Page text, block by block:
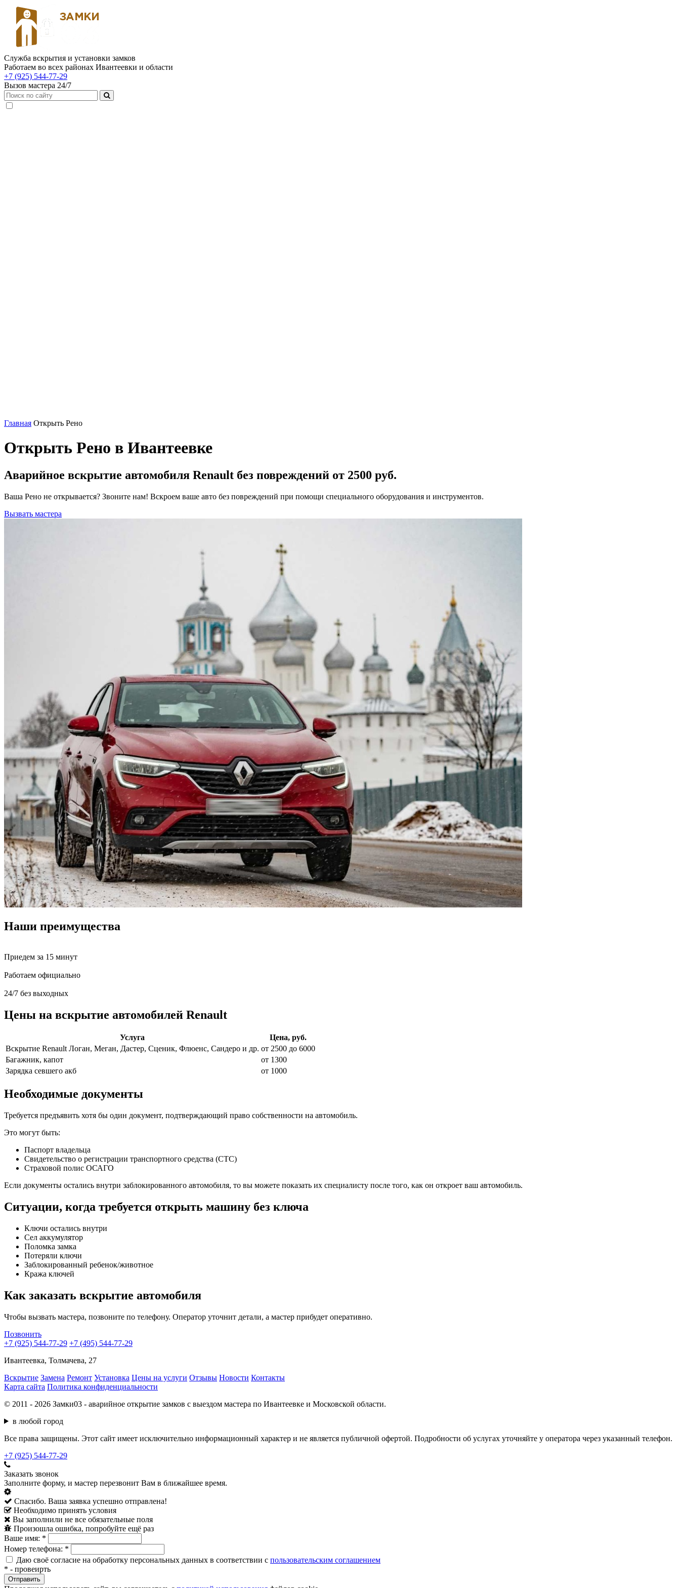
Служба вскрытия и установки замков
Работаем во всех районах Ивантеевки и области
+7 (925) 544-77-29
Вызов мастера 24/7
Главная Открыть Рено
Открыть Рено в Ивантеевке
Аварийное вскрытие автомобиля Renault без повреждений от 2500 руб.
Ваша Рено не открывается? Звоните нам! Вскроем ваше авто без повреждений при помощи специального оборудования и инструментов.
Вызвать мастера
Наши преимущества
Приедем за 15 минут
Работаем официально
24/7 без выходных
Цены на вскрытие автомобилей Renault
Услуга
Цена, руб.
Вскрытие Renault Логан, Меган, Дастер, Сценик, Флюенс, Сандеро и др. от 2500 до 6000
Багажник, капот
от 1300
Зарядка севшего акб
от 1000
Необходимые документы
Требуется предъявить хотя бы один документ, подтверждающий право собственности на автомобиль.
Это могут быть:
Паспорт владельца
Свидетельство о регистрации транспортного средства (СТС)
Страховой полис ОСАГО
Если документы остались внутри заблокированного автомобиля, то вы можете показать их специалисту после того, как он откроет ваш автомобиль.
Ситуации, когда требуется открыть машину без ключа
Ключи остались внутри
Сел аккумулятор
Поломка замка
Потеряли ключи
Заблокированный ребенок/животное
Кража ключей
Как заказать вскрытие автомобиля
Чтобы вызвать мастера, позвоните по телефону. Оператор уточнит детали, а мастер прибудет оперативно.
Позвонить
+7 (925) 544-77-29 +7 (495) 544-77-29
Ивантеевка, Толмачева, 27
Вскрытие Замена Ремонт Установка Цены на услуги Отзывы Новости Контакты
Карта сайта Политика конфиденциальности
© 2011 - 2026 Замки03 - аварийное открытие замков с выездом мастера по Ивантеевке и Московской области.
в любой город
Все права защищены. Этот сайт имеет исключительно информационный характер и не является публичной офертой. Подробности об услугах уточняйте у оператора через указанный телефон.
+7 (925) 544-77-29
Заказать звонок
Заполните форму, и мастер перезвонит Вам в ближайшее время.
Спасибо. Ваша заявка успешно отправлена!
Необходимо принять условия
Вы заполнили не все обязательные поля
Произошла ошибка, попробуйте ещё раз
Ваше имя: *
Номер телефона: *
Даю своё согласие на обработку персональных данных в соответствии с пользовательским соглашением
* - провеирть